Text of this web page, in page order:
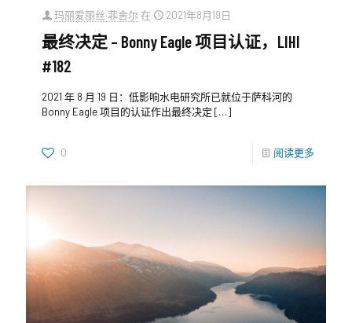
玛丽爱丽丝·菲舍尔 在 2021年8月19日
最终决定 – Bonny Eagle 项目认证，LIHI
#182
2021 年 8 月 19 日：低影响水电研究所已就位于萨科河的
Bonny Eagle 项目的认证作出最终决定 […]
0 阅读更多